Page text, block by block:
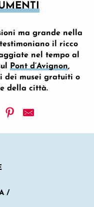
ma grande nella
il ricco
nel tempo al
Pont d’Avignon,
dei musei gratuiti o
della città.
/